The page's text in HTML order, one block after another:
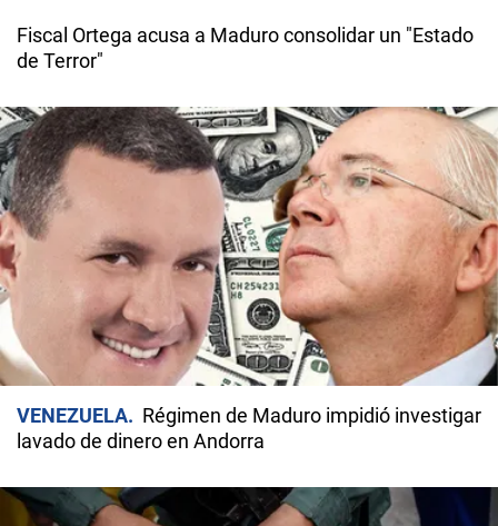
Fiscal Ortega acusa a Maduro consolidar un "Estado
de Terror"
VENEZUELA
Régimen de Maduro impidió investigar
lavado de dinero en Andorra